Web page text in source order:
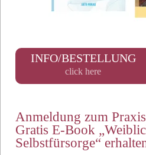
INFO/BESTELLUNG
click here
Anmeldung zum
Gratis E-Book
Selbstfürsorge“